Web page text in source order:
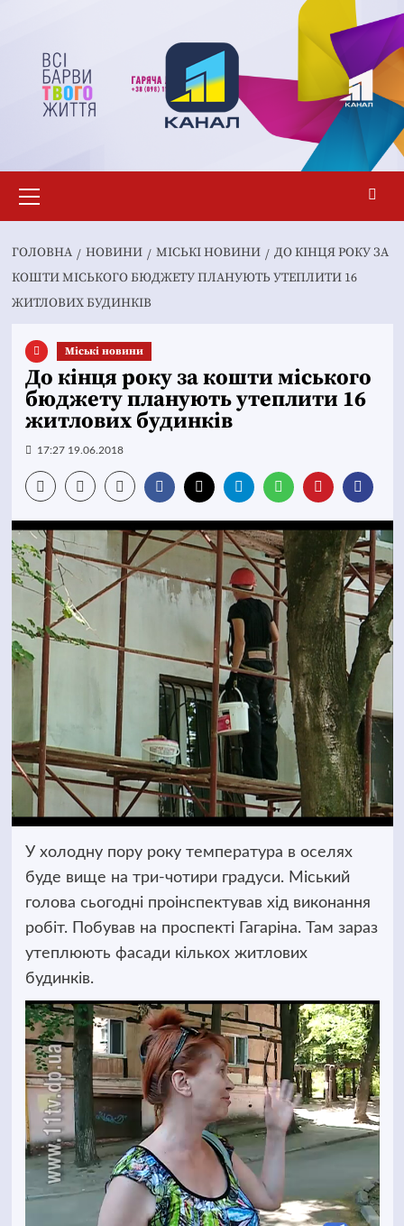
вмісту
меню
ГОЛОВНА НОВИНИ MІСЬКІ НОВИНИ
ДО КІНЦЯ РОКУ ЗА
КОШТИ МІСЬКОГО БЮДЖЕТУ ПЛАНУЮТЬ УТЕПЛИТИ 16
ЖИТЛОВИХ БУДИНКІВ
Mіські новини
До кінця року за кошти міського
бюджету планують утеплити 16
житлових будинків
17:27 19.06.2018
У холодну пору року температура в оселях
буде вище на три-чотири градуси. Міський
голова сьогодні проінспектував хід виконання
робіт. Побував на проспекті Гагаріна. Там зараз
утеплюють фасади кількох житлових
будинків.
Відеопрогравач